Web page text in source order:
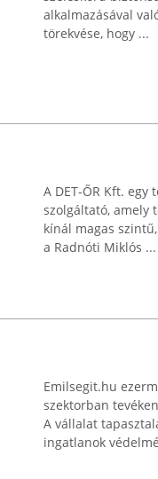
alkalmazásával
törekvése, hogy ...
A DET-ŐR Kft.
szolgáltató, amely
kínál magas
a Radnóti Miklós ...
Emilsegit.hu
szektorban
A vállalat
ingatlanok